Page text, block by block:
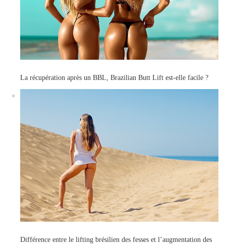
La récupération après un BBL, Brazilian Butt Lift est-elle facile ?
Différence entre le lifting brésilien des fesses et l’augmentation des